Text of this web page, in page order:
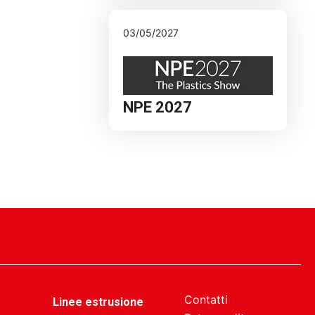
03/05/2027
NPE 2027
Linee estrusione
Contatti